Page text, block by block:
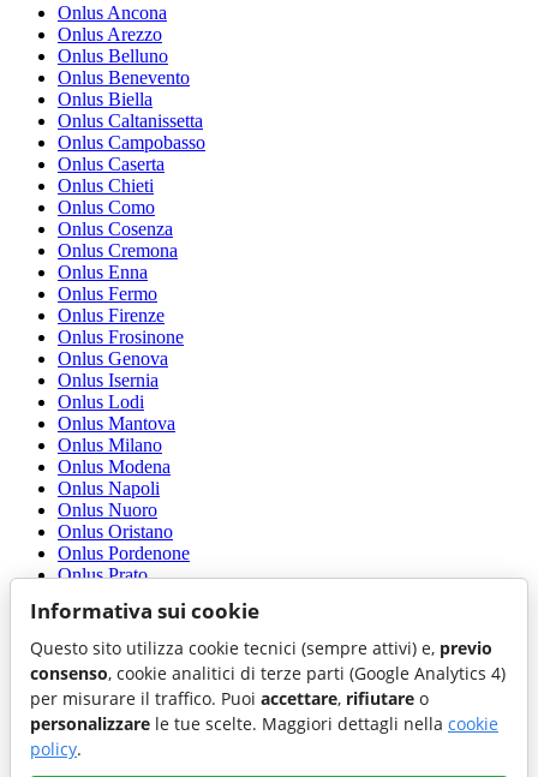
Onlus Ancona
Onlus Arezzo
Onlus Belluno
Onlus Benevento
Onlus Biella
Onlus Caltanissetta
Onlus Campobasso
Onlus Caserta
Onlus Chieti
Onlus Como
Onlus Cosenza
Onlus Cremona
Onlus Enna
Onlus Fermo
Onlus Firenze
Onlus Frosinone
Onlus Genova
Onlus Isernia
Onlus Lodi
Onlus Mantova
Onlus Milano
Onlus Modena
Onlus Napoli
Onlus Nuoro
Onlus Oristano
Onlus Pordenone
Onlus Prato
Onlus Rovigo
Onlus Salerno
Onlus Savona
Onlus Sondrio
Onlus Teramo
Onlus Trapani
Onlus Trento
Informativa sui cookie
Questo sito utilizza cookie tecnici (sempre attivi) e, previo
consenso, cookie analitici di terze parti (Google Analytics 4)
per misurare il traffico. Puoi accettare, rifiutare o
personalizzare le tue scelte. Maggiori dettagli nella cookie
policy.